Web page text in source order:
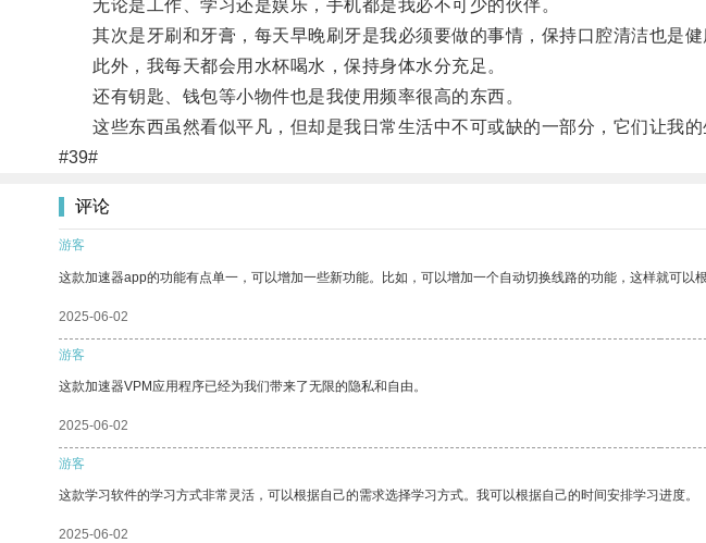
无论是工作、学习还是娱乐，手机都是我必不可少的伙伴。
其次是牙刷和牙膏，每天早晚刷牙是我必须要做的事情，保持口腔清洁也是健
此外，我每天都会用水杯喝水，保持身体水分充足。
还有钥匙、钱包等小物件也是我使用频率很高的东西。
这些东西虽然看似平凡，但却是我日常生活中不可或缺的一部分，它们让我的
#39#
评论
游客
这款加速器app的功能有点单一，可以增加一些新功能。比如，可以增加一个自动切换线路的功能，这样就可以
2025-06-02
游客
这款加速器VPM应用程序已经为我们带来了无限的隐私和自由。
2025-06-02
游客
这款学习软件的学习方式非常灵活，可以根据自己的需求选择学习方式。我可以根据自己的时间安排学习进度。
2025-06-02